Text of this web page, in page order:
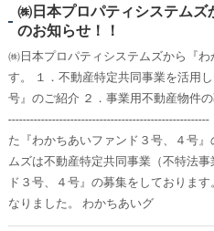
㈱日本プロパティシステムズ
のお知らせ！！
㈱日本プロパティシステムズから『
す。 １．不動産特定共同事業を活用
号』のご紹介 ２．事業用不動産物件
た『わかちあいファンド３号、４号
ムズは不動産特定共同事業（不特法
ド３号、４号』の募集をしておりま
なりました。 わかちあいグ